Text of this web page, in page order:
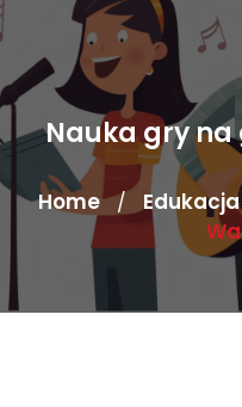
Nauka gry na
Home / Edukacja